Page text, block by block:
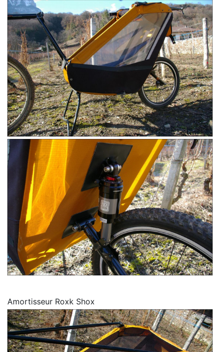
Amortisseur Roxk Shox